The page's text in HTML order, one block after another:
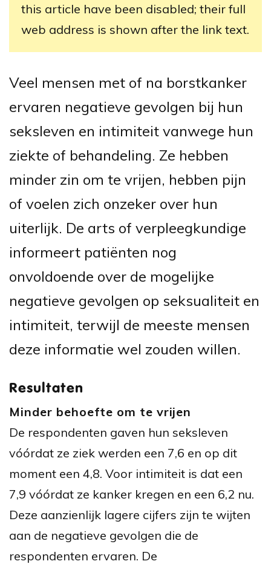
this article have been disabled; their full
web address is shown after the link text.
Veel mensen met of na borstkanker
ervaren negatieve gevolgen bij hun
seksleven en intimiteit vanwege hun
ziekte of behandeling. Ze hebben
minder zin om te vrijen, hebben pijn
of voelen zich onzeker over hun
uiterlijk. De arts of verpleegkundige
informeert patiënten nog
onvoldoende over de mogelijke
negatieve gevolgen op seksualiteit en
intimiteit, terwijl de meeste mensen
deze informatie wel zouden willen.
Resultaten
Minder behoefte om te vrijen
De respondenten gaven hun seksleven
vóórdat ze ziek werden een 7,6 en op dit
moment een 4,8. Voor intimiteit is dat een
7,9 vóórdat ze kanker kregen en een 6,2 nu.
Deze aanzienlijk lagere cijfers zijn te wijten
aan de negatieve gevolgen die de
respondenten ervaren. De